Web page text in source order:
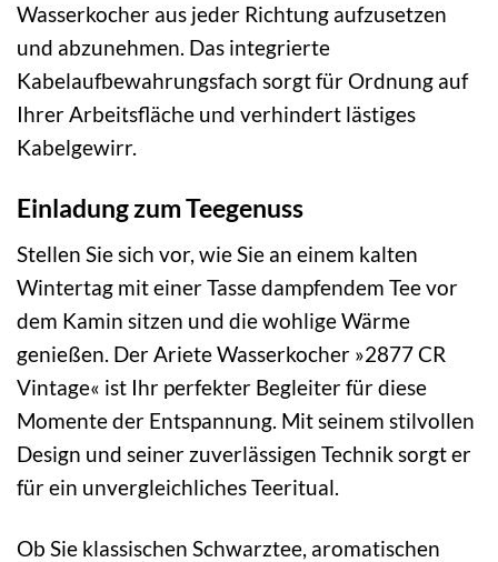
Wasserkocher aus jeder Richtung aufzusetzen
und abzunehmen. Das integrierte
Kabelaufbewahrungsfach sorgt für Ordnung auf
Ihrer Arbeitsfläche und verhindert lästiges
Kabelgewirr.
Einladung zum Teegenuss
Stellen Sie sich vor, wie Sie an einem kalten
Wintertag mit einer Tasse dampfendem Tee vor
dem Kamin sitzen und die wohlige Wärme
genießen. Der Ariete Wasserkocher »2877 CR
Vintage« ist Ihr perfekter Begleiter für diese
Momente der Entspannung. Mit seinem stilvollen
Design und seiner zuverlässigen Technik sorgt er
für ein unvergleichliches Teeritual.
Ob Sie klassischen Schwarztee, aromatischen